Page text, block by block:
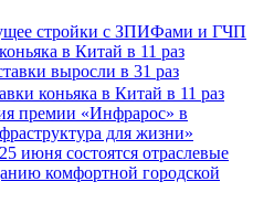
в Китай в 11 раз
выросли в 31 раз
премии «Инфрарос» в
для жизни»
июня состоятся отраслевые
комфортной городской